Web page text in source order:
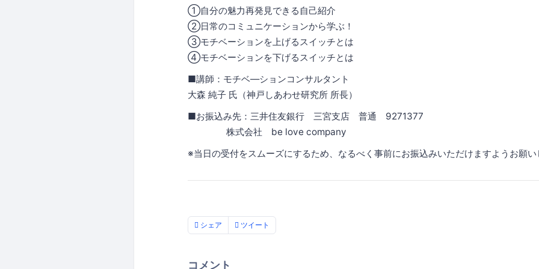
①自分の魅力再発見できる自己紹介
②日常のコミュニケーションから学ぶ！
③モチベーションを上げるスイッチとは
④モチベーションを下げるスイッチとは
■講師：モチベ―ションコンサルタント
大森 純子 氏（神戸しあわせ研究所 所長）
■お振込み先：三井住友銀行 三宮支店 普通 9271377
株式会社 be love company
※当日の受付をスムーズにするため、なるべく事前にお振込みいただけますようお願い
シェア ツイート
コメント